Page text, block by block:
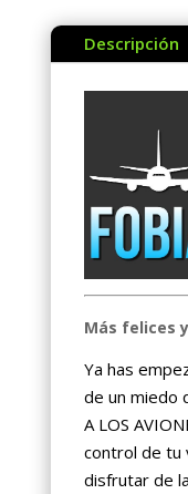
Descripción
Más felices
Ya has
de un miedo
A LOS
control de tu
disfrutar de